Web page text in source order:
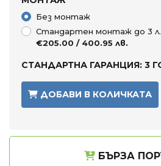
Без монтаж
Стандартен монтаж до 3
€205.00 / 400.95 лв.
СТАНДАРТНА ГАРАНЦИЯ: 3
ДОБАВИ В КОЛИЧКАТА
БЪРЗА